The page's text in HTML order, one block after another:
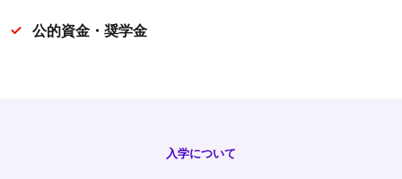
公的資金・奨学金
入学について